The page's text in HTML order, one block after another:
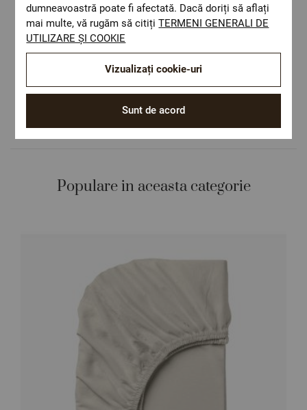
Costul de livrare este 19.60 lei pe teritoriul
României.
ОЕКО-ТЕX STANDARD 100
Materiale textile care sunt sigure pentru
sănătatea dumneavoastră.
Design autentic
Culori și imprimeuri pentru orice stil și
Populare in aceasta categorie
dumneavoastră poate fi afectată. Dacă doriți să aflați
mai multe, vă rugăm să citițiTERMENI GENERALI DE
UTILIZARE ȘI COOKIE
Sunt de acord
Vizualizați cookie-uri